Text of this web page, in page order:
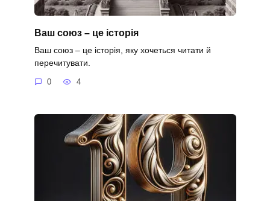
Ваш союз – це історія
Ваш союз – це історія, яку хочеться читати й
перечитувати.
0 4